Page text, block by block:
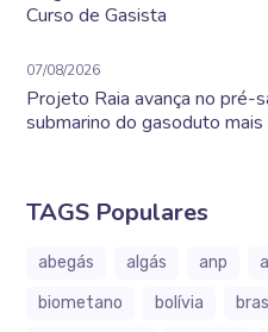
Curso de Gasista
07/08/2026
Projeto Raia avança no pré-
submarino do gasoduto
TAGS Populares
abegás algás anp
biometano
bolívia